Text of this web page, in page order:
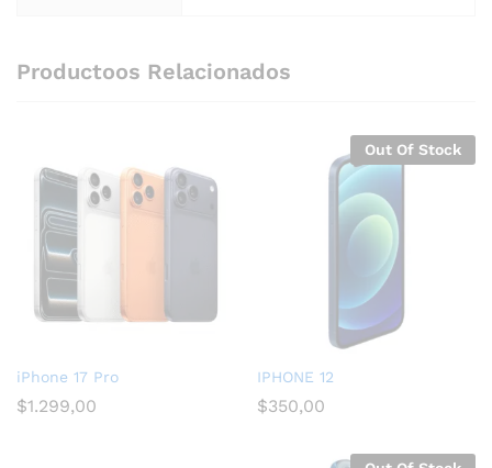
Productoos Relacionados
iPhone 17 Pro
$1.299,00
Out Of Stock
IPHONE 12
$350,00